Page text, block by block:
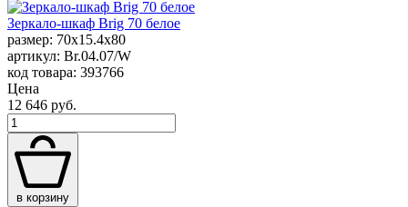
Зеркало-шкаф Brig 70 белое
размер: 70x15.4x80
артикул: Br.04.07/W
код товара: 393766
Цена
12 646 руб.
в корзину